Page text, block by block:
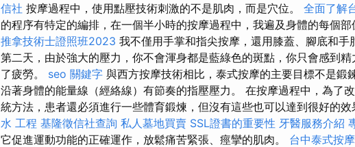
信社 按摩過程中，使用點壓技術刺激的不是肌肉，而是穴位。 全面了解
的程序有特定的編排，在一個半小時​​的按摩過程中，我遍及身體的每個部
推拿技術士證照班2023 我不僅用手掌和指尖按摩，還用膝蓋、腳底和手
第二天，由於強大的壓力，你不會渾身都是藍綠色的斑點，你只會感到
了疲勞。 seo 關鍵字 與西方按摩技術相比，泰式按摩的主要目標不是鍛
沿著身體的能量線（經絡線）有節奏的指壓壓力。 在按摩過程中，為
統方法，患者還必須進行一些體育鍛煉，但沒有這些也可以達到很好的效
水 工程 基隆徵信社查詢 私人墓地買賣 SSL證書的重要性 牙醫服務介紹
它促進運動功能的正確運作，放鬆痛苦緊張、痙攣的肌肉。 台中泰式按